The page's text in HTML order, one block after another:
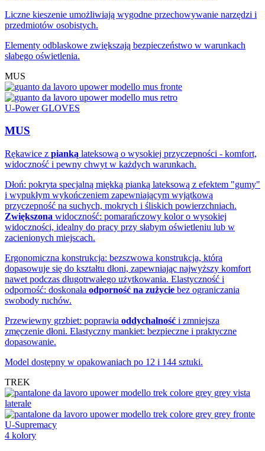
Liczne kieszenie umożliwiają wygodne przechowywanie narzędzi i
przedmiotów osobistych.
Elementy odblaskowe zwiększają bezpieczeństwo w warunkach
słabego oświetlenia.
MUS
U-Power GLOVES
MUS
Rękawice z pianką lateksową o wysokiej przyczepności - komfort,
widoczność i pewny chwyt w każdych warunkach.
Dłoń: pokryta specjalną miękką pianką lateksową z efektem "gumy"
i wypukłym wykończeniem zapewniającym wyjątkową
przyczepność na suchych, mokrych i śliskich powierzchniach.
Zwiększona widoczność: pomarańczowy kolor o wysokiej
widoczności, idealny do pracy przy słabym oświetleniu lub w
zacienionych miejscach.
Ergonomiczna konstrukcja: bezszwowa konstrukcja, która
dopasowuje się do kształtu dłoni, zapewniając najwyższy komfort
nawet podczas długotrwałego użytkowania. Elastyczność i
odporność: doskonała odporność na zużycie bez ograniczania
swobody ruchów.
Przewiewny grzbiet: poprawia oddychalność i zmniejsza
zmęczenie dłoni. Elastyczny mankiet: bezpieczne i praktyczne
dopasowanie.
Model dostępny w opakowaniach po 12 i 144 sztuki.
TREK
U-Supremacy
4 kolory